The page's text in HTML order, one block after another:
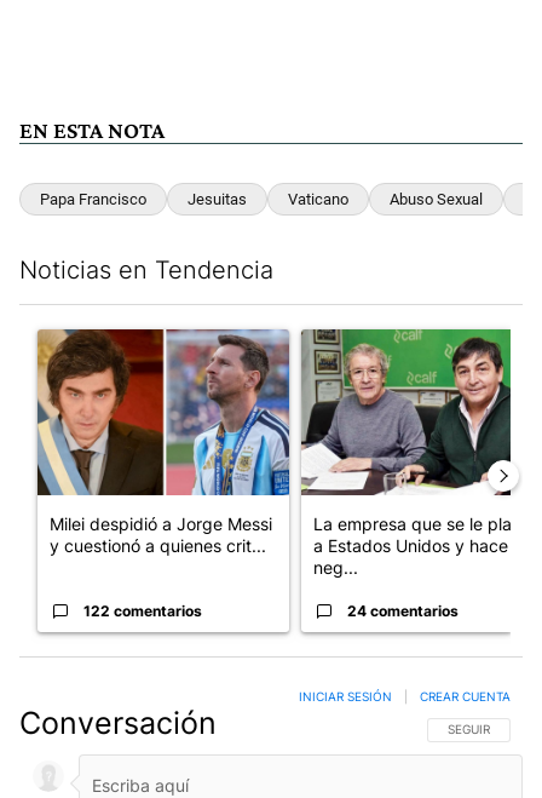
EN ESTA NOTA
Papa Francisco Jesuitas Vaticano Abuso Sexual
Noticias en Tendencia
Un artículo de tendencia con el título "Milei despidió a Jorge
Milei despidió a Jorge Messi
y cuestionó a quienes crit...
122 comentarios
Un artículo de tendencia con
La empresa que se le plantó
a Estados Unidos y hace
neg...
24 comentarios
Conversación SIGA ESTA
SEGUIR
INICIAR SESIÓN CREAR CUENTA